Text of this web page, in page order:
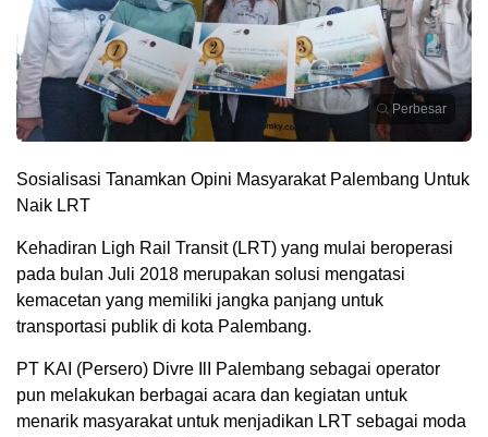
Perbesar
Sosialisasi Tanamkan Opini Masyarakat Palembang Untuk
Naik LRT
Kehadiran Ligh Rail Transit (LRT) yang mulai beroperasi
pada bulan Juli 2018 merupakan solusi mengatasi
kemacetan yang memiliki jangka panjang untuk
transportasi publik di kota Palembang.
PT KAI (Persero) Divre IlI Palembang sebagai operator
pun melakukan berbagai acara dan kegiatan untuk
menarik masyarakat untuk menjadikan LRT sebagai moda